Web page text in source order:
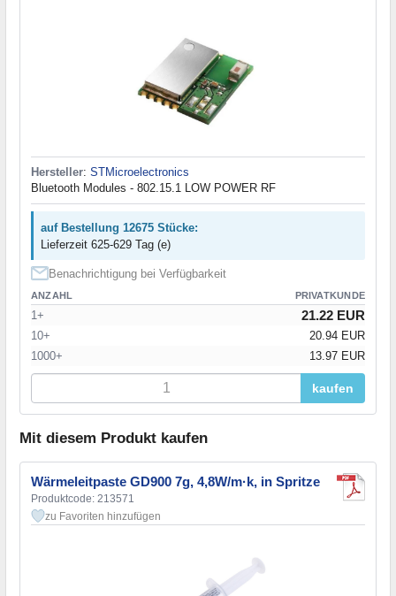
Hersteller: STMicroelectronics
Bluetooth Modules - 802.15.1 LOW POWER RF
auf Bestellung 12675 Stücke:
Lieferzeit 625-629 Tag (e)
Benachrichtigung bei Verfügbarkeit
ANZAHL PRIVATKUNDE
1+ 21.22 EUR
10+
20.94 EUR
1000+
13.97 EUR
kaufen
Mit diesem Produkt kaufen
Wärmeleitpaste GD900 7g, 4,8W/m·k, in Spritze
Produktcode: 213571
zu Favoriten hinzufügen